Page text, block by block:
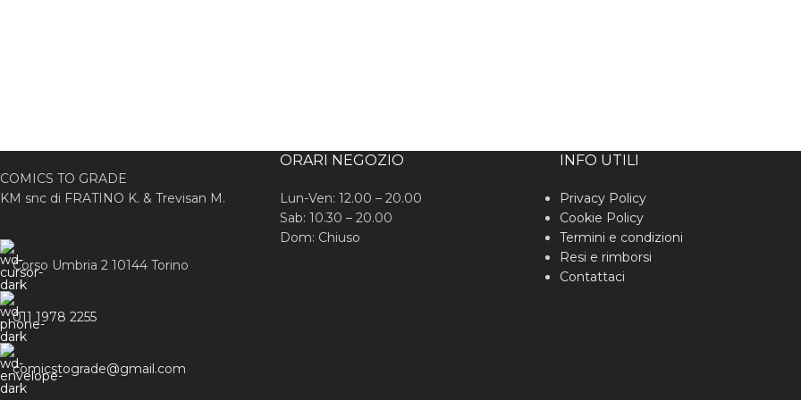
COMICS TO GRADE
KM snc di FRATINO K. & Trevisan M.
Corso Umbria 2 10144 Torino
011 1978 2255
comicstograde@gmail.com
ORARI NEGOZIO
Lun-Ven: 12.00 – 20.00
Sab: 10.30 – 20.00
Dom: Chiuso
INFO UTILI
Privacy Policy
Cookie Policy
Termini e condizioni
Resi e rimborsi
Contattaci